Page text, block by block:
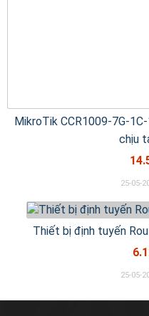
MikroTik CCR1009-7G-
chịu
25-05-
Thiết bị định tuyến
25-05-